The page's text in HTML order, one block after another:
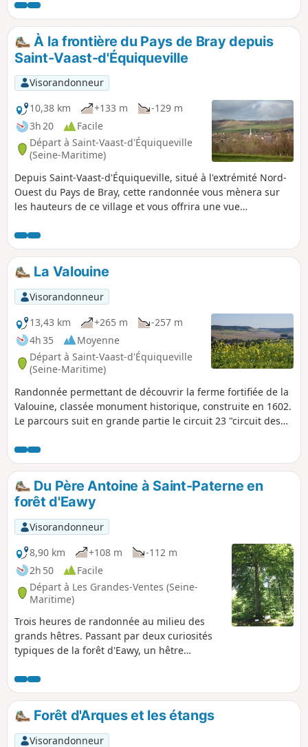
À la frontière du Pays de Bray depuis
Saint-Vaast-d'Équiqueville
Visorandonneur
10,38 km
+133 m
-129 m
3h 20
Facile
Départ à Saint-Vaast-d'Équiqueville
(Seine-Maritime)
Depuis Saint-Vaast-d'Équiqueville, situé à l'extrémité Nord-
Ouest du Pays de Bray, cette randonnée vous mènera sur
les hauteurs de ce village et vous offrira une vue
vous traverserez les villages de Ricarville-du-Val et
Freulleville.
La Valouine
Visorandonneur
13,43 km
+265 m
-257 m
4h 35
Moyenne
Départ à Saint-Vaast-d'Équiqueville
(Seine-Maritime)
Randonnée permettant de découvrir la ferme fortifiée de la
Valouine, classée monument historique, construite en 1602.
Le parcours suit en grande partie le circuit 23 "circuit des
et Jaune.
Du Père Antoine à Saint-Paterne en
forêt d'Eawy
Visorandonneur
8,90 km
+108 m
-112 m
2h 50
Facile
Départ à Les Grandes-Ventes (Seine-
Maritime)
Trois heures de randonnée au milieu des
grands hêtres. Passant par deux curiosités
typiques de la forêt d'Eawy, un hêtre
mare, celle de Saint-Paterne. Circuit facile en
toute saison car la variante hors piste est
sans portion boueuse.
Forêt d'Arques et les étangs
Visorandonneur